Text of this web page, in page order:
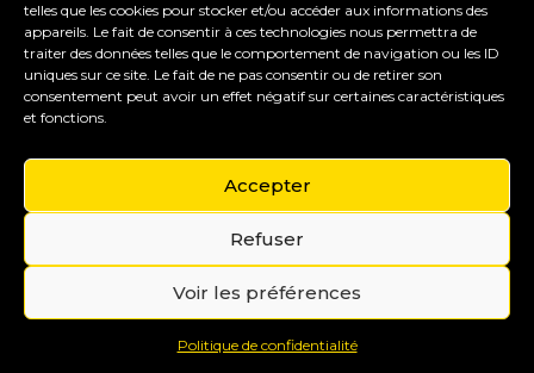
telles que les cookies pour stocker et/ou accéder aux informations des
appareils. Le fait de consentir à ces technologies nous permettra de
traiter des données telles que le comportement de navigation ou les ID
uniques sur ce site. Le fait de ne pas consentir ou de retirer son
consentement peut avoir un effet négatif sur certaines caractéristiques
et fonctions.
Accepter
Refuser
Voir les préférences
Politique de confidentialité
Gérer mes cookies
Copyright © 2015-2035 Eureka Study Pro – Formations
& outils pour les professionnels du coaching et de